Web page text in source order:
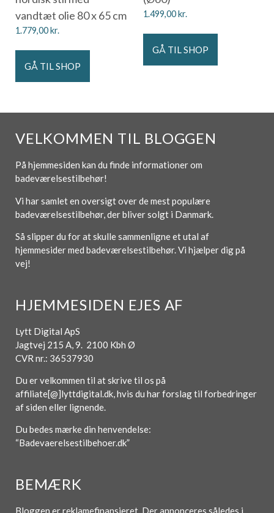
vandtæt olie 80 x 65 cm
1.779,00kr.
GÅ TIL SHOP
1.499,00kr.
GÅ TIL SHOP
VELKOMMEN TIL BLOGGEN
På hjemmesiden kan du finde informationer om
badeværelsestilbehør!
Vi har samlet en oversigt over de mest populære
badeværelsestilbehør, der bliver solgt i Danmark.
Så slipper du for at skulle sammenligne et utal af
hjemmesider med badeværelsestilbehør. Vi hjælper dig på
vej!
HJEMMESIDEN EJES AF
Lytt Digital ApS
Jagtvej 215 A, 9. 2100 Kbh Ø
CVR nr.: 36537930
Du er velkommen til at skrive til os på
affiliate[@]lyttdigital.dk, hvis du har forslag til forbedringer
af siden eller lignende.
Du bedes mærke din henvendelse:
“Badevaerelsestilbehoer.dk”
BEMÆRK
Bloggen er reklamefinansieret. Der annonceres således i